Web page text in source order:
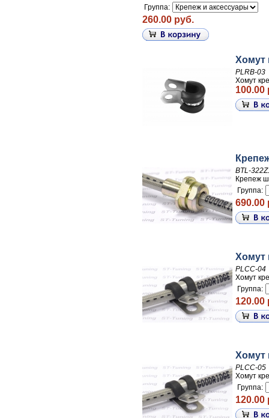
Группа:
260.00 руб.
Хомут
PLRB-03
Хомут
100.00
BTL-
Крепеж
Группа:
690.00
Хомут
PLCC-04
Хомут
Группа:
120.00
Хомут
PLCC-05
Хомут
Группа:
120.00